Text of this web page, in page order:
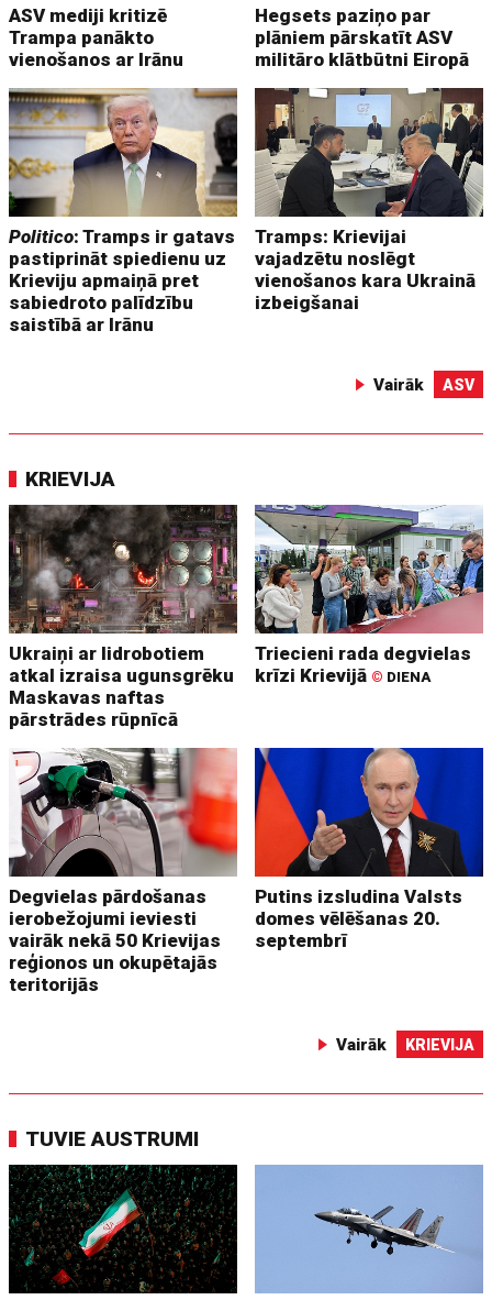
ASV mediji kritizē
Trampa panākto
vienošanos ar Irānu
Hegsets paziņo par
plāniem pārskatīt ASV
militāro klātbūtni Eiropā
Politico: Tramps ir gatavs
pastiprināt spiedienu uz
Krieviju apmaiņā pret
sabiedroto palīdzību
saistībā ar Irānu
Tramps: Krievijai
vajadzētu noslēgt
vienošanos kara Ukrainā
izbeigšanai
Vairāk ASV
KRIEVIJA
Ukraiņi ar lidrobotiem
atkal izraisa ugunsgrēku
Maskavas naftas
pārstrādes rūpnīcā
Triecieni rada degvielas
krīzi Krievijā © DIENA
Degvielas pārdošanas
ierobežojumi ieviesti
vairāk nekā 50 Krievijas
reģionos un okupētajās
teritorijās
Putins izsludina Valsts
domes vēlēšanas 20.
septembrī
Vairāk KRIEVIJA
TUVIE AUSTRUMI